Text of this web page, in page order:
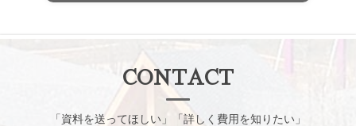
CONTACT
「資料を送ってほしい」「詳しく費用を知りたい」